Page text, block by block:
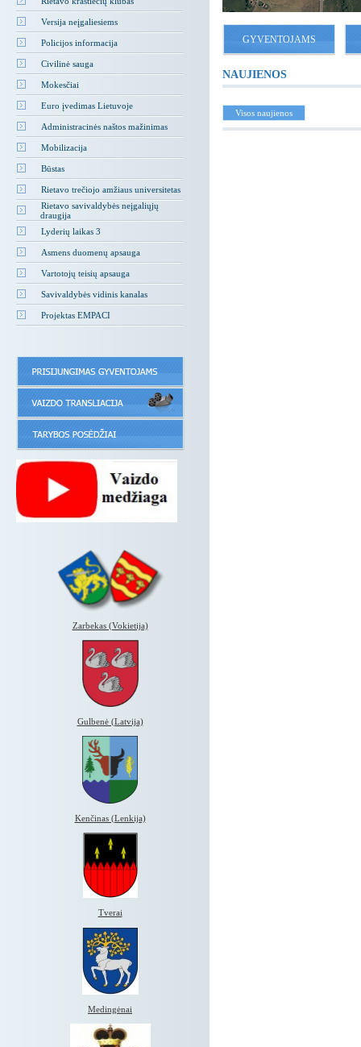
Versija neįgaliesiems
Policijos informacija
Civilinė sauga
Mokesčiai
Euro įvedimas Lietuvoje
Administracinės naštos mažinimas
Mobilizacija
Būstas
Rietavo trečiojo amžiaus universitetas
Rietavo savivaldybės neįgaliųjų
draugija
Lyderių laikas 3
Asmens duomenų apsauga
Vartotojų teisių apsauga
Savivaldybės vidinis kanalas
Projektas EMPACI
Zarbekas (Vokietija)
Gulbenė (Latvija)
Kenčinas (Lenkija)
Tverai
Medingėnai
GYVENTOJAMS
NAUJIENOS
Visos naujienos